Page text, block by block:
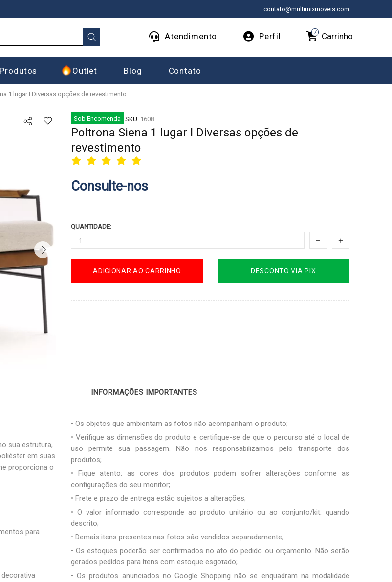
contato@multimixmoveis.com
Atendimento Perfil Carrinho
7
Produtos Outlet Blog Contato
1 lugar I Diversas opções de revestimento
Sob Encomenda SKU: 1608
Poltrona Siena 1 lugar I Diversas opções de
revestimento
Consulte-nos
QUANTIDADE:
ADICIONAR AO CARRINHO DESCONTO VIA PIX
sua estrutura,
em suas
proporciona o
para
INFORMAÇÕES IMPORTANTES
• Os objetos que ambientam as fotos não acompanham o produto;
• Verifique as dimensões do produto e certifique-se de que o percurso até o local de
uso permite sua passagem. Não nos responsabilizamos pelo transporte dos
produtos;
• Fique atento: as cores dos produtos podem sofrer alterações conforme as
configurações do seu monitor;
• Frete e prazo de entrega estão sujeitos a alterações;
• O valor informado corresponde ao produto unitário ou ao conjunto/kit, quando
descrito;
• Demais itens presentes nas fotos são vendidos separadamente;
• Os estoques poderão ser confirmados no ato do pedido ou orçamento. Não serão
gerados pedidos para itens com estoque esgotado;
• Os produtos anunciados no Google Shopping não se enquadram na modalidade